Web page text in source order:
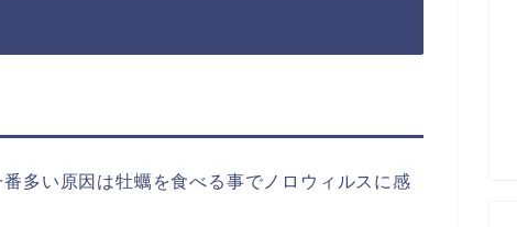
多い原因は牡蠣を食べる事でノロウィルスに感